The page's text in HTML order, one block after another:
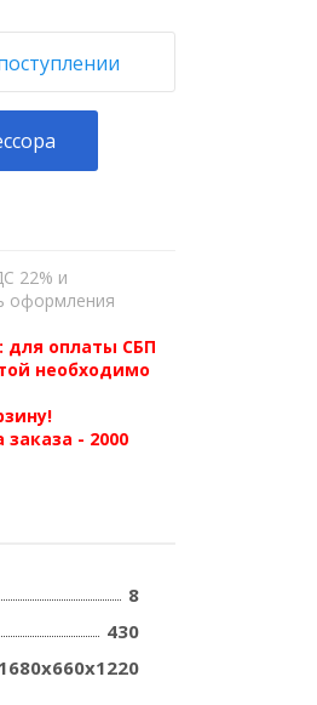
22% и
оформления
для оплаты СБП
необходимо
- 2000
8
430
1680х660х1220